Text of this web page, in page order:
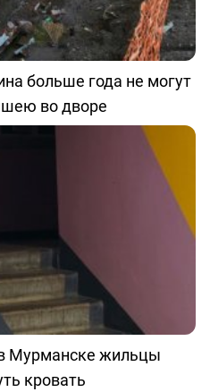
больше года не могут
во дворе
Мурманске жильцы
кровать